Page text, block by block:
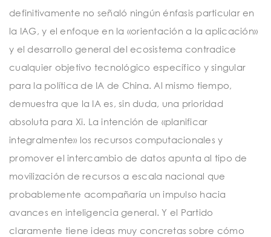
definitivamente no señaló ningún énfasis particular en
la IAG, y el enfoque en la «orientación a la aplicación»
y el desarrollo general del ecosistema contradice
cualquier objetivo tecnológico específico y singular
para la política de IA de China. Al mismo tiempo,
demuestra que la IA es, sin duda, una prioridad
absoluta para Xi. La intención de «planificar
integralmente» los recursos computacionales y
promover el intercambio de datos apunta al tipo de
movilización de recursos a escala nacional que
probablemente acompañaría un impulso hacia
avances en inteligencia general. Y el Partido
claramente tiene ideas muy concretas sobre cómo